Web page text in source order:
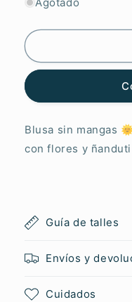
Sin
Amatista
Sin
Blusa sin mangas
con flores y
Guía de talles
Envíos y
Cuidados